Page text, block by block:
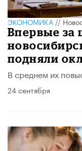
ЭКОНОМИКА//
Впервые за
подняли
В среднем их
24 сентября